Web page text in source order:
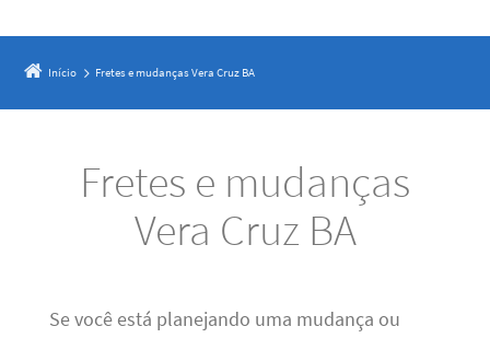
Início Fretes e mudanças Vera Cruz BA
Fretes e mudanças
Vera Cruz BA
Se você está planejando uma mudança ou